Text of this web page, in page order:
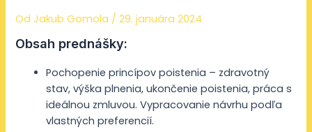
Od Jakub Gomola /29. januára 2024
Obsah prednášky:
Pochopenie princípov poistenia – zdravotný
stav, výška plnenia, ukončenie poistenia, práca s
ideálnou zmluvou. Vypracovanie návrhu podľa
vlastných preferencií.